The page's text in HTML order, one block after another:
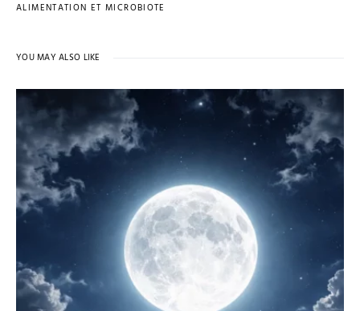
ALIMENTATION ET MICROBIOTE
YOU MAY ALSO LIKE